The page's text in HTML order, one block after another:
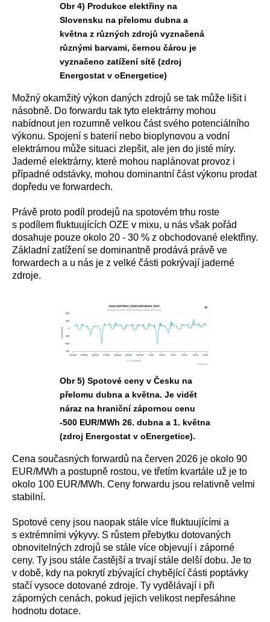
Obr 4) Produkce elektřiny na
Slovensku na přelomu dubna a
května z různých zdrojů vyznačená
různými barvami, černou čárou je
vyznačeno zatížení sítě (zdroj
Energostat v oEnergetice)
Možný okamžitý výkon daných zdrojů se tak může lišit i
násobně. Do forwardu tak tyto elektrárny mohou
nabídnout jen rozumně velkou část svého potenciálního
výkonu. Spojení s baterií nebo bioplynovou a vodní
elektrárnou může situaci zlepšit, ale jen do jisté míry.
Jaderné elektrárny, které mohou naplánovat provoz i
případné odstávky, mohou dominantní část výkonu prodat
dopředu ve forwardech.
Právě proto podíl prodejů na spotovém trhu roste
s podílem fluktuujících OZE v mixu, u nás však pořád
dosahuje pouze okolo 20 - 30 % z obchodované elektřiny.
Základní zatížení se dominantně prodává právě ve
forwardech a u nás je z velké části pokrývají jaderné
zdroje.
Obr 5) Spotové ceny v Česku na
přelomu dubna a května. Je vidět
náraz na hraniční zápornou cenu
-500 EUR/MWh 26. dubna a 1. května
(zdroj Energostat v oEnergetice).
Cena současných forwardů na červen 2026 je okolo 90
EUR/MWh a postupně rostou, ve třetím kvartále už je to
okolo 100 EUR/MWh. Ceny forwardu jsou relativně velmi
stabilní.
Spotové ceny jsou naopak stále více fluktuujícími a
s extrémními výkyvy. S růstem přebytku dotovaných
obnovitelných zdrojů se stále více objevují i záporné
ceny. Ty jsou stále častější a trvají stále delší dobu. Je to
v době, kdy na pokrytí zbývající chybějící části poptávky
stačí vysoce dotované zdroje. Ty vydělávají i při
záporných cenách, pokud jejich velikost nepřesáhne
hodnotu dotace.